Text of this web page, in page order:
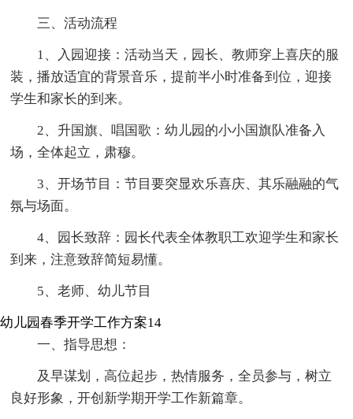
三、活动流程
1、入园迎接：活动当天，园长、教师穿上喜庆的服
装，播放适宜的背景音乐，提前半小时准备到位，迎接
学生和家长的到来。
2、升国旗、唱国歌：幼儿园的小小国旗队准备入
场，全体起立，肃穆。
3、开场节目：节目要突显欢乐喜庆、其乐融融的气
氛与场面。
4、园长致辞：园长代表全体教职工欢迎学生和家长
到来，注意致辞简短易懂。
5、老师、幼儿节目
幼儿园春季开学工作方案14
一、指导思想：
及早谋划，高位起步，热情服务，全员参与，树立
良好形象，开创新学期开学工作新篇章。